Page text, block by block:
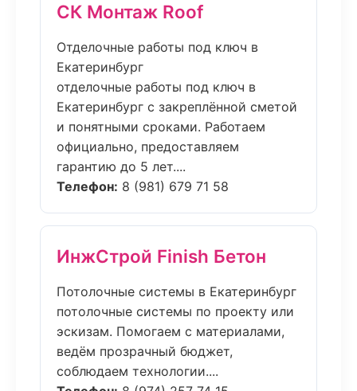
СК Монтаж Roof
Отделочные работы под ключ в
Екатеринбург
отделочные работы под ключ в
Екатеринбург с закреплённой сметой
и понятными сроками. Работаем
официально, предоставляем
гарантию до 5 лет....
Телефон: 8 (981) 679 71 58
ИнжСтрой Finish Бетон
Потолочные системы в Екатеринбург
потолочные системы по проекту или
эскизам. Помогаем с материалами,
ведём прозрачный бюджет,
соблюдаем технологии....